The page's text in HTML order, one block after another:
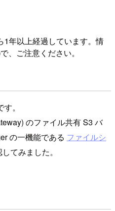
1年以上経過しています。情
、ご注意ください。
す。
のファイル共有 S3 バ
の一機能である ファイルシ
てみました。